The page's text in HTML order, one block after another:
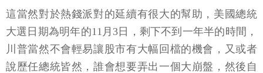
這當然對於熱錢派對的延續有很大的幫助，美國總統
大選日期為明年的11月3日，剩下不到一年半的時間，
川普當然不會輕易讓股市有大幅回檔的機會，又或者
說歷任總統皆然，誰會想要弄出一個大崩盤，然後自